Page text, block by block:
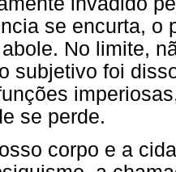
se encurta, o
No limite,
subjetivo foi
se perde.
corpo e a